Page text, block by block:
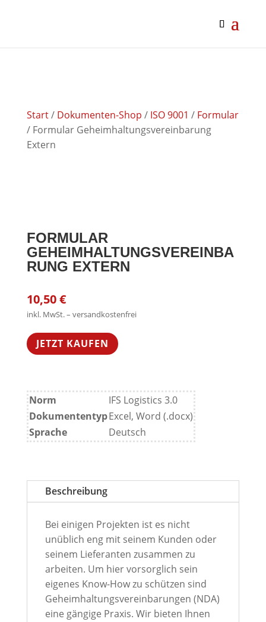
Start/ Dokumenten-Shop / ISO 9001 / Formular
/ Formular Geheimhaltungsvereinbarung
Extern
FORMULAR
GEHEIMHALTUNGSVEREINBA
RUNG EXTERN
10,50€
inkl. MwSt. – versandkostenfrei
JETZT KAUFEN
Norm
IFS Logistics 3.0
DokumententypExcel, Word (.docx)
Sprache
Deutsch
Beschreibung
Bei einigen Projekten ist es nicht
unüblich eng mit seinem Kunden oder
seinem Lieferanten zusammen zu
arbeiten. Um hier vorsorglich sein
eigenes Know-How zu schützen sind
Geheimhaltungsvereinbarungen (NDA)
eine gängige Praxis. Wir bieten Ihnen